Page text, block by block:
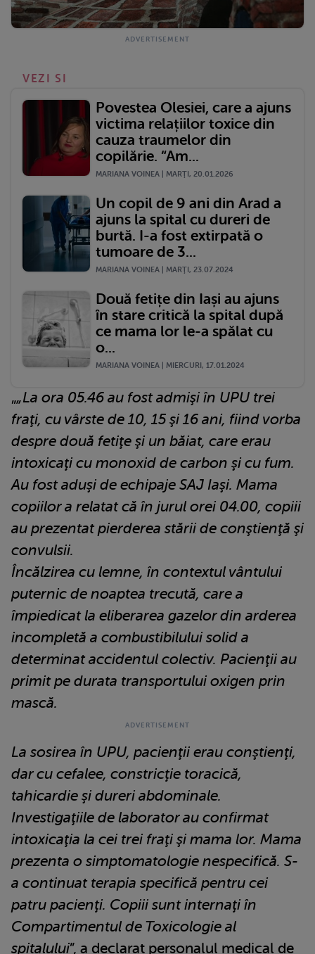
VEZI SI
Povestea Olesiei, care a ajuns
victima relațiilor toxice din
cauza traumelor din
copilărie. “Am...
MARIANA VOINEA | MARŢI, 20.01.2026
Un copil de 9 ani din Arad a
ajuns la spital cu dureri de
burtă. I-a fost extirpată o
tumoare de 3...
MARIANA VOINEA | MARŢI, 23.07.2024
Două fetițe din Iași au ajuns
în stare critică la spital după
ce mama lor le-a spălat cu
o...
MARIANA VOINEA | MIERCURI, 17.01.2024
„„La ora 05.46 au fost admişi în UPU trei
fraţi, cu vârste de 10, 15 şi 16 ani, fiind vorba
despre două fetiţe şi un băiat, care erau
intoxicaţi cu monoxid de carbon şi cu fum.
Au fost aduşi de echipaje SAJ Iaşi. Mama
copiilor a relatat că în jurul orei 04.00, copiii
au prezentat pierderea stării de conştienţă şi
convulsii.
Încălzirea cu lemne, în contextul vântului
puternic de noaptea trecută, care a
împiedicat la eliberarea gazelor din arderea
incompletă a combustibilului solid a
determinat accidentul colectiv. Pacienţii au
primit pe durata transportului oxigen prin
mască.
La sosirea în UPU, pacienţii erau conştienţi,
dar cu cefalee, constricţie toracică,
tahicardie şi dureri abdominale.
Investigaţiile de laborator au confirmat
intoxicaţia la cei trei fraţi şi mama lor. Mama
prezenta o simptomatologie nespecifică. S-
a continuat terapia specifică pentru cei
patru pacienţi. Copiii sunt internaţi în
Compartimentul de Toxicologie al
spitalului”, a declarat personalul medical de